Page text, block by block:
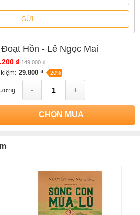
ưu đãi Bao sách miễn phí và tặng
GỬI
Hồn - Lê Ngọc Mai
₫ 149.000 ₫
kiệm:29.800 ₫ -20%
- +
CHỌN MUA